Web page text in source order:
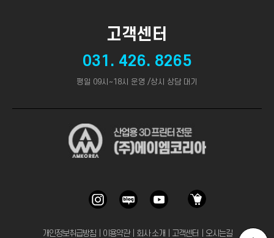
고객센터
031. 426. 8265
평일 09시~18시 운영 /상시 상담 대기
개인정보취급방침｜ 이용약관｜ 회사 소개 고객센터 오시는길